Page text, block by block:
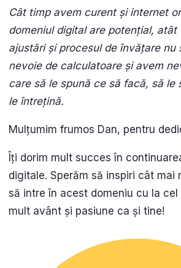
Cât timp avem curent și internet
domeniul digital are potențial,
ajustări și procesul de învățare nu
nevoie de calculatoare și avem
care să le spună ce să facă, să le
le întrețină.
Mulțumim frumos Dan, pentru
Îți dorim mult succes în
digitale. Sperăm să inspiri cât mai
să intre în acest domeniu cu la
mult avânt și pasiune ca și tine!